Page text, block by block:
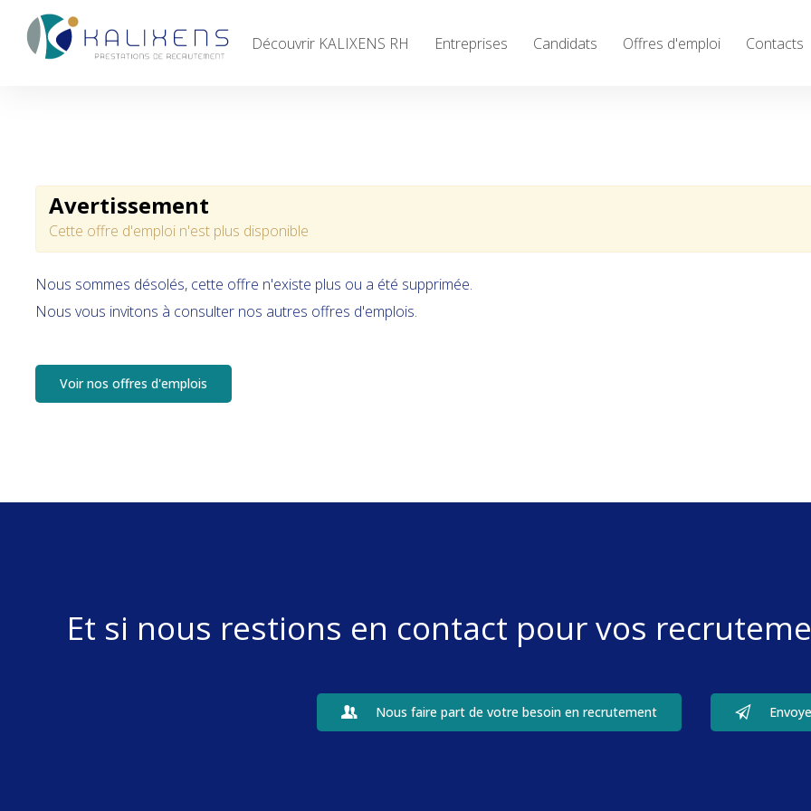
Entreprises
Candidats
Offres d'emploi
Contacts
Découvrir KALIXENS RH Entreprises Candidats Offres d'emploi Contacts
Avertissement
Cette offre d'emploi n'est plus disponible
Nous sommes désolés, cette offre n'existe plus ou a été supprimée.
Nous vous invitons à consulter nos autres offres d'emplois.
Voir nos offres d'emplois
Et si nous restions en contact pour vos
Nous faire part de votre besoin en recrutement